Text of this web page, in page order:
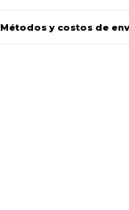
Métodos y costos de